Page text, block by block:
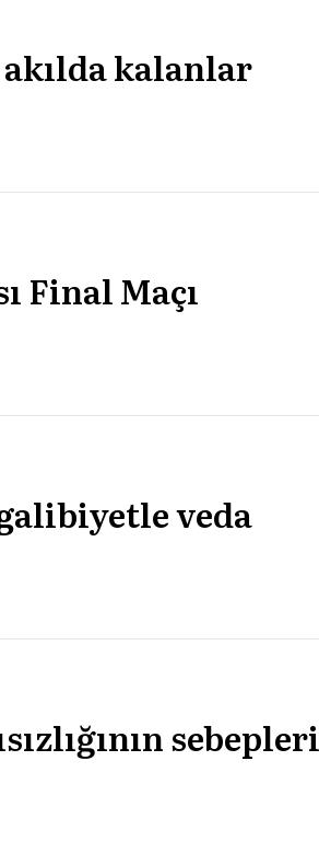
akılda kalanlar
Final Maçı
veda
sebepleri